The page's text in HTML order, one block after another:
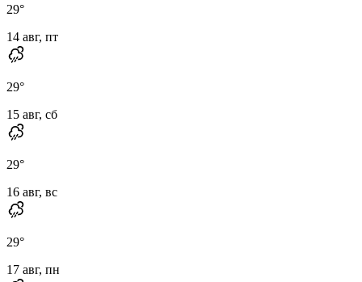
29°
14 авг, пт
29°
15 авг, сб
29°
16 авг, вс
29°
17 авг, пн